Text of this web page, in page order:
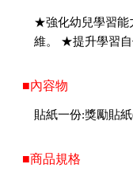
★強化幼兒學習
維。 ★提升學習自
■內容物
貼紙一份:獎勵貼
■商品規格